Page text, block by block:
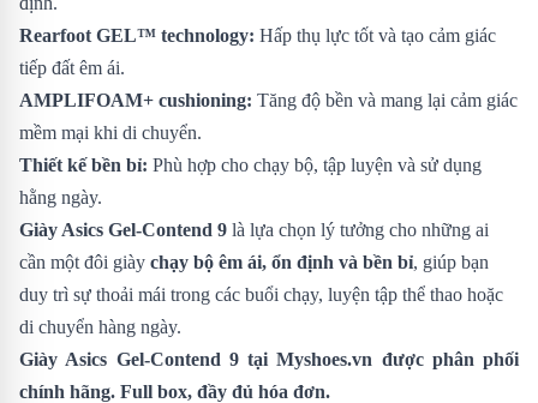
Rearfoot GEL™ technology: Hấp thụ lực tốt và tạo cảm giác
tiếp đất êm ái.
AMPLIFOAM+ cushioning: Tăng độ bền và mang lại cảm giác
mềm mại khi di chuyển.
Thiết kế bền bỉ: Phù hợp cho chạy bộ, tập luyện và sử dụng
hằng ngày.
Giày Asics Gel-Contend 9 là lựa chọn lý tưởng cho những ai
cần một đôi giày chạy bộ êm ái, ổn định và bền bỉ, giúp bạn
duy trì sự thoải mái trong các buổi chạy, luyện tập thể thao hoặc
di chuyển hàng ngày.
Giày Asics Gel-Contend 9tại Myshoes.vn được phân phối
chính hãng. Full box, đầy đủ hóa đơn.